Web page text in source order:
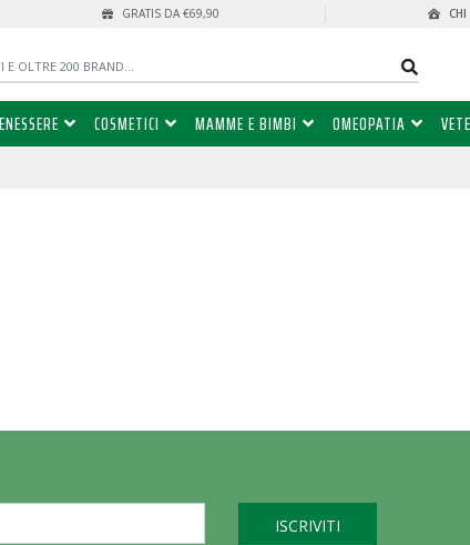
GRATIS DA €69,90
COSMETICI MAMME E BIMBI OMEOPATIA